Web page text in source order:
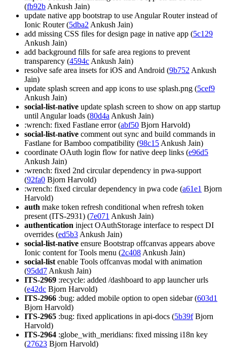
(fb92b Ankush Jain)
update native app bootstrap to use Angular Router instead of
Ionic Router (5dba2 Ankush Jain)
add missing CSS files for design page in native app (5c129
Ankush Jain)
add background fills for safe area regions to prevent
transparency (4594c Ankush Jain)
resolve safe area insets for iOS and Android (9b752 Ankush
Jain)
update splash screen and app icons to use splash.png (5cef9
Ankush Jain)
social-list-native update splash screen to show on app startup
until Angular loads (80d4a Ankush Jain)
:wrench: fixed Fastlane error (abf50 Bjorn Harvold)
social-list-native comment out sync and build commands in
Fastlane for Bamboo compatibility (98c15 Ankush Jain)
coordinate OAuth login flow for native deep links (e96d5
Ankush Jain)
:wrench: fixed 2nd circular dependency in pwa-support
(92fa0 Bjorn Harvold)
:wrench: fixed circular dependency in pwa code (a61e1 Bjorn
Harvold)
auth make token refresh conditional when refresh token
present (ITS-2931) (7e071 Ankush Jain)
authentication inject OAuthStorage interface to respect DI
overrides (ed5b3 Ankush Jain)
social-list-native ensure Bootstrap offcanvas appears above
Ionic content for Tools menu (2c408 Ankush Jain)
social-list enable Tools offcanvas modal with animation
(95dd7 Ankush Jain)
ITS-2969 :recycle: added /dashboard to app launcher urls
(e42dc Bjorn Harvold)
ITS-2966 :bug: added mobile option to open sidebar (603d1
Bjorn Harvold)
ITS-2965 :bug: fixed applications in api-docs (5b39fBjorn
Harvold)
ITS-2964 :globe_with_meridians: fixed missing i18n key
(27623 Bjorn Harvold)